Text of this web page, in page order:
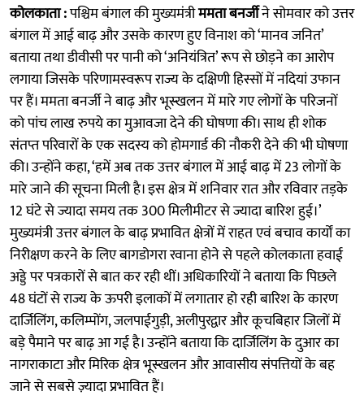
कोलकाता :पश्चिम बंगाल की मुख्यमंत्रीममता बनर्जीने सोमवार को उत्तर
बंगाल में आई बाढ़ और उसके कारण हुए विनाश को ‘मानव जनित’
बताया तथा डीवीसी पर पानी को ‘अनियंत्रित’ रूप से छोड़ने का आरोप
लगाया जिसके परिणामस्वरूप राज्य के दक्षिणी हिस्सों में नदियां उफान
पर हैं। ममता बनर्जी ने बाढ़ और भूस्खलन में मारे गए लोगों के परिजनों
को पांच लाख रुपये का मुआवजा देने की घोषणा की। साथ ही शोक
संतप्त परिवारों के एक सदस्य को होमगार्ड की नौकरी देने की भी घोषणा
की। उन्होंने कहा, ‘हमें अब तक उत्तर बंगाल में आई बाढ़ में 23 लोगों के
मारे जाने की सूचना मिली है। इस क्षेत्र में शनिवार रात और रविवार तड़के
12 घंटे से ज्यादा समय तक 300 मिलीमीटर से ज्यादा बारिश हुई।’
मुख्यमंत्री उत्तर बंगाल के बाढ़ प्रभावित क्षेत्रों में राहत एवं बचाव कार्यों का
निरीक्षण करने के लिए बागडोगरा रवाना होने से पहले कोलकाता हवाई
अड्डे पर पत्रकारों से बात कर रही थीं। अधिकारियों ने बताया कि पिछले
48 घंटों से राज्य के ऊपरी इलाकों में लगातार हो रही बारिश के कारण
दार्जिलिंग, कलिम्पोंग, जलपाईगुड़ी, अलीपुरद्वार और कूचबिहार जिलों में
बड़े पैमाने पर बाढ़ आ गई है। उन्होंने बताया कि दार्जिलिंग के दुआर का
नागराकाटा और मिरिक क्षेत्र भूस्खलन और आवासीय संपत्तियों के बह
जाने से सबसे ज़्यादा प्रभावित हैं।